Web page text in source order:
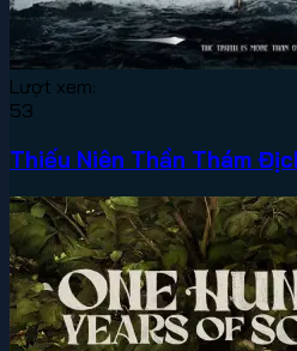
Lượt xem:
53
Thiếu Niên Thần Thám